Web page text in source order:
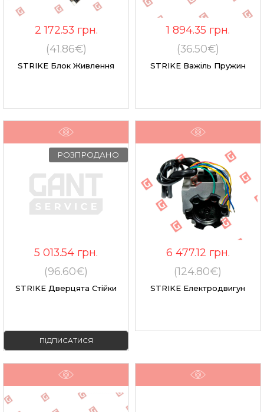
2 172.53 грн.
(41.86€)
STRIKE Блок Живлення
1 894.35 грн.
(36.50€)
STRIKE Важіль Пружин
РОЗПРОДАНО
5 013.54 грн.
(96.60€)
STRIKE Дверцята Стійки
ПІДПИСАТИСЯ
6 477.12 грн.
(124.80€)
STRIKE Електродвигун